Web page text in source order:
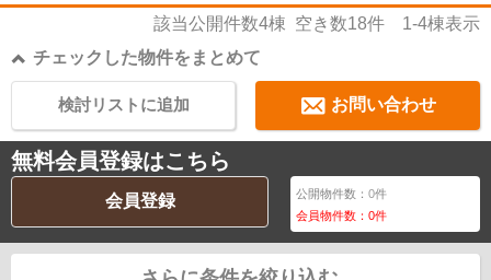
該当公開件数4棟 空き数18件 1-4棟表示
チェックした物件をまとめて
お問い合わせ
検討リストに追加
無料会員登録はこちら
会員登録 公開物件数：0件
会員物件数：0件